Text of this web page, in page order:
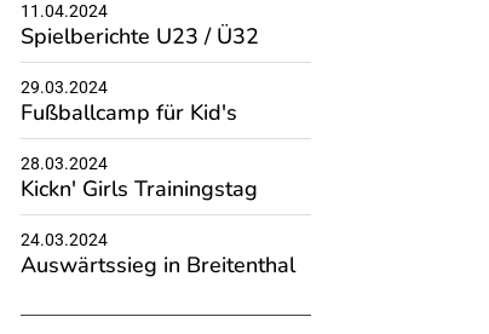
11.04.2024
Spielberichte U23 / Ü32
29.03.2024
Fußballcamp für Kid's
28.03.2024
Kickn' Girls Trainingstag
24.03.2024
Auswärtssieg in Breitenthal